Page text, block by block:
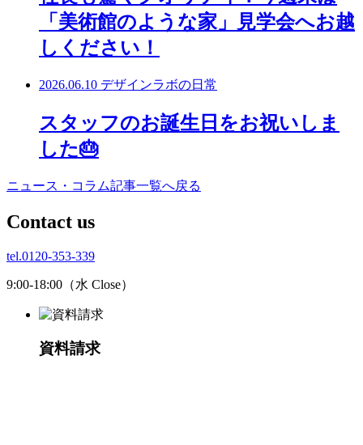
「美術館のような家」見学会へお越
しください！
2026.06.10 デザインラボの日常
スタッフのお誕生日をお祝いしま
した🎂
ニュース・コラム記事一覧へ戻る
Contact us
tel.0120-353-339
9:00-18:00（水 Close）
資料請求